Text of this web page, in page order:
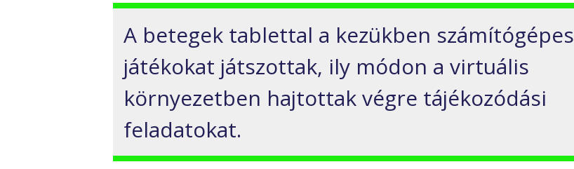
A betegek tablettal a kezükben számítógépes
játékokat játszottak, ily módon a virtuális
környezetben hajtottak végre tájékozódási
feladatokat.